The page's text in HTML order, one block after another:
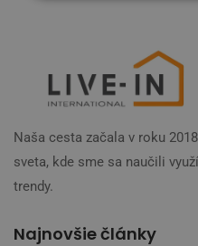
Naša cesta začala v roku
sveta, kde sme sa naučili
trendy.
Najnovšie články